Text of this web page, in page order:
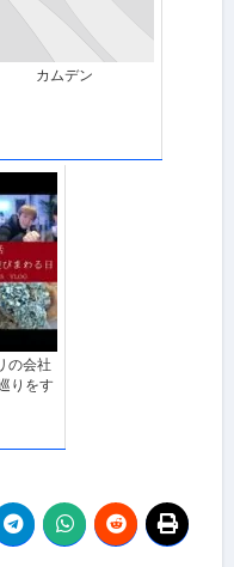
カムデン
の会社
りをす